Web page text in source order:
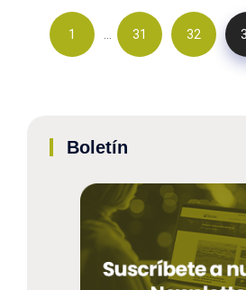
1 … 31 32
Boletín